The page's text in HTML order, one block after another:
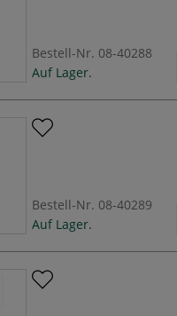
Bestell-Nr. 08-40288
Auf Lager.
Bestell-Nr. 08-40289
Auf Lager.